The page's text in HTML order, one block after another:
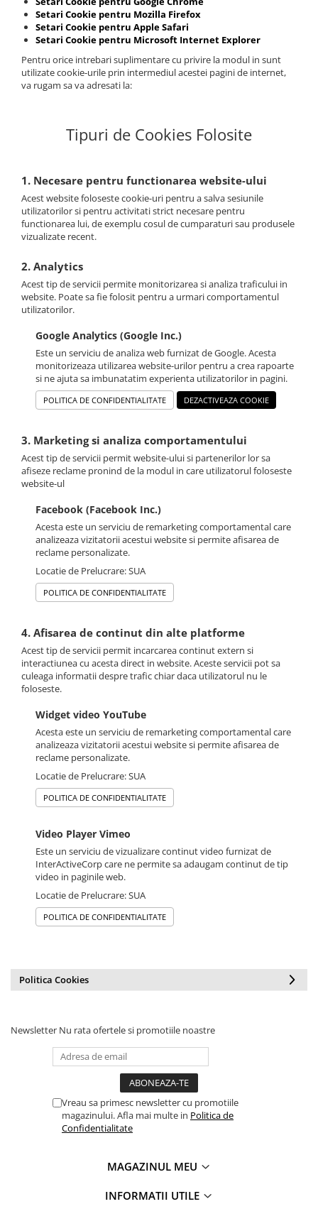
Setari Cookie pentru Mozilla Firefox
Setari Cookie pentru Apple Safari
Setari Cookie pentru Microsoft Internet Explorer
Pentru orice intrebari suplimentare cu privire la modul in sunt
utilizate cookie-urile prin intermediul acestei pagini de internet,
va rugam sa va adresati la:
Tipuri de Cookies Folosite
1. Necesare pentru functionarea website-ului
Acest website foloseste cookie-uri pentru a salva sesiunile
utilizatorilor si pentru activitati strict necesare pentru
functionarea lui, de exemplu cosul de cumparaturi sau produsele
vizualizate recent.
2. Analytics
Acest tip de servicii permite monitorizarea si analiza traficului in
website. Poate sa fie folosit pentru a urmari comportamentul
utilizatorilor.
Google Analytics (Google Inc.)
Este un serviciu de analiza web furnizat de Google. Acesta
monitorizeaza utilizarea website-urilor pentru a crea rapoarte
si ne ajuta sa imbunatatim experienta utilizatorilor in pagini.
POLITICA DE CONFIDENTIALITATE DEZACTIVEAZA COOKIE
3. Marketing si analiza comportamentului
Acest tip de servicii permit website-ului si partenerilor lor sa
afiseze reclame pronind de la modul in care utilizatorul foloseste
website-ul
Facebook (Facebook Inc.)
Acesta este un serviciu de remarketing comportamental care
analizeaza vizitatorii acestui website si permite afisarea de
reclame personalizate.
Locatie de Prelucrare: SUA
POLITICA DE CONFIDENTIALITATE
4. Afisarea de continut din alte platforme
Acest tip de servicii permit incarcarea continut extern si
interactiunea cu acesta direct in website. Aceste servicii pot sa
culeaga informatii despre trafic chiar daca utilizatorul nu le
foloseste.
Widget video YouTube
Acesta este un serviciu de remarketing comportamental care
analizeaza vizitatorii acestui website si permite afisarea de
reclame personalizate.
Locatie de Prelucrare: SUA
POLITICA DE CONFIDENTIALITATE
Video Player Vimeo
Este un serviciu de vizualizare continut video furnizat de
InterActiveCorp care ne permite sa adaugam continut de tip
video in paginile web.
Locatie de Prelucrare: SUA
POLITICA DE CONFIDENTIALITATE
Politica Cookies
Newsletter Nu rata ofertele si promotiile noastre
Vreau sa primesc newsletter cu promotiile
magazinului. Afla mai multe in Politica de
Confidentialitate
MAGAZINUL MEU
INFORMATII UTILE